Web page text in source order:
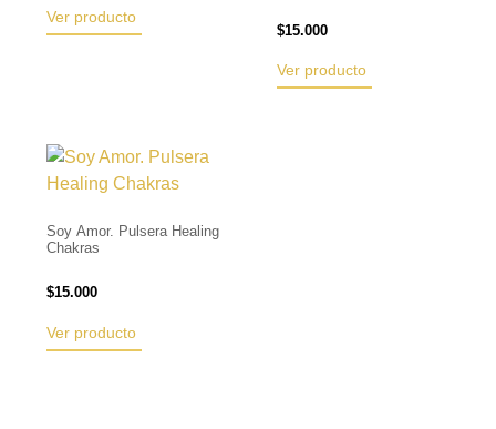
Ver producto
$15.000
Ver producto
Soy Amor. Pulsera Healing
Chakras
$15.000
Ver producto